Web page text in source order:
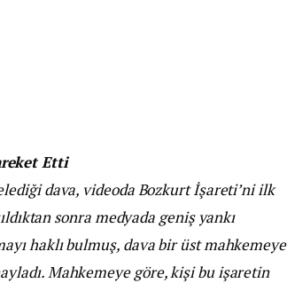
Etti
dava, videoda Bozkurt İşareti’ni ilk
sonra medyada geniş yankı
haklı bulmuş, dava bir üst mahkemeye
Mahkemeye göre, kişi bu işaretin